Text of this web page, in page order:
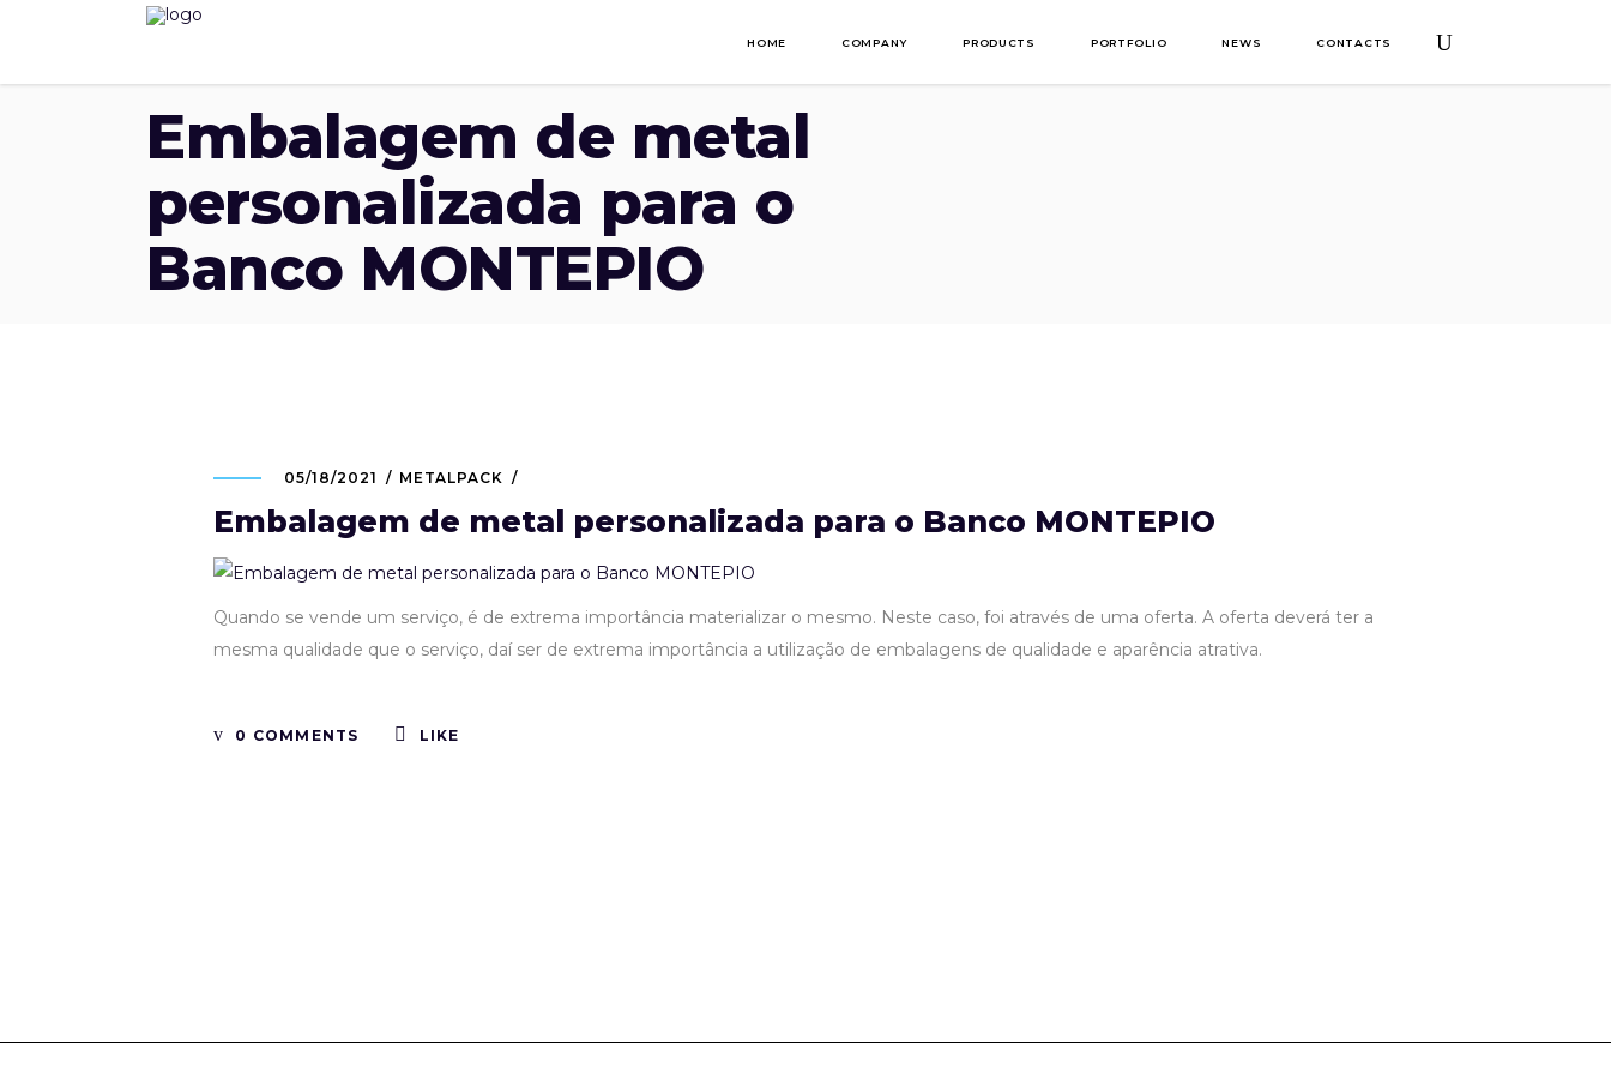
HOME COMPANY PRODUCTS PORTFOLIO NEWS CONTACTS
Embalagem de metal
personalizada para o
Banco MONTEPIO
05/18/2021 METALPACK
Embalagem de metal personalizada para o Banco MONTEPIO
Quando se vende um serviço, é de extrema importância materializar o mesmo. Neste caso, foi através de uma oferta. A oferta deverá ter a
mesma qualidade que o serviço, daí ser de extrema importância a utilização de embalagens de qualidade e aparência atrativa.
0 COMMENTS LIKE